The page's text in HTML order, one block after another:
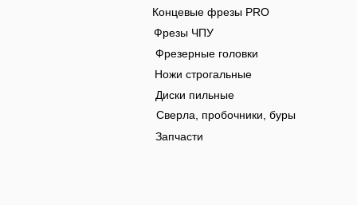
Концевые фрезы PRO
Фрезы ЧПУ
Фрезерные головки
Ножи строгальные
Диски пильные
Сверла, пробочники, буры
Запчасти